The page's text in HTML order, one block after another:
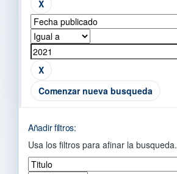
Comenzar nueva busqueda
Añadir filtros:
Usa los filtros para afinar la busqueda.